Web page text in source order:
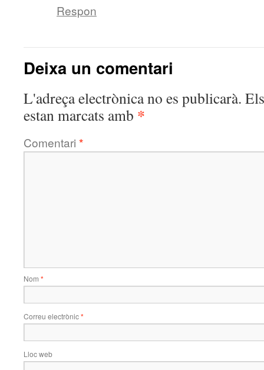
Respon
Deixa un comentari
L'adreça electrònica no es publicarà.
estan marcats amb *
Comentari *
Nom *
Correu electrònic*
Lloc web